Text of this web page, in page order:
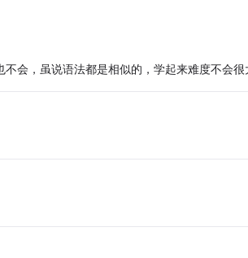
会，虽说语法都是相似的，学起来难度不会很